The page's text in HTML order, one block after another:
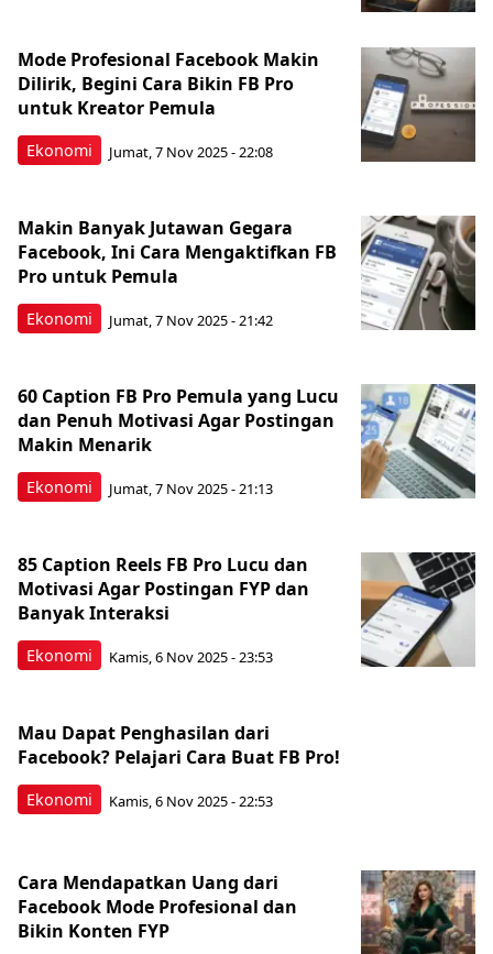
Ekonomi
Mode Profesional Facebook Makin
Dilirik, Begini Cara Bikin FB Pro
untuk Kreator Pemula
Jumat, 7 Nov 2025 - 22:08
Ekonomi
Makin Banyak Jutawan Gegara
Facebook, Ini Cara Mengaktifkan FB
Pro untuk Pemula
Jumat, 7 Nov 2025 - 21:42
Ekonomi
60 Caption FB Pro Pemula yang Lucu
dan Penuh Motivasi Agar Postingan
Makin Menarik
Jumat, 7 Nov 2025 - 21:13
Ekonomi
85 Caption Reels FB Pro Lucu dan
Motivasi Agar Postingan FYP dan
Banyak Interaksi
Kamis, 6 Nov 2025 - 23:53
Ekonomi
Mau Dapat Penghasilan dari
Facebook? Pelajari Cara Buat FB Pro!
Kamis, 6 Nov 2025 - 22:53
Cara Mendapatkan Uang dari
Facebook Mode Profesional dan
Bikin Konten FYP